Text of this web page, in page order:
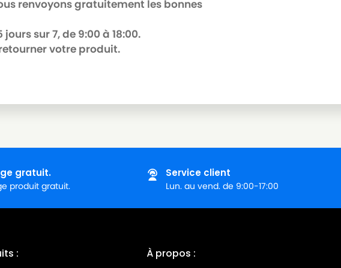
renvoyons gratuitement les bonnes
sur 7, de 9:00 à 18:00.
votre produit.
gratuit.
produit gratuit.
Service client
Lun. au vend. de 9:00-17:00
: À propos :